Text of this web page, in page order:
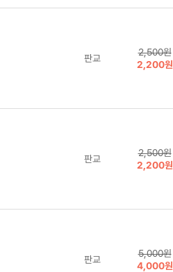
판교
2,500원
2,200원
판교
2,500원
2,200원
판교
5,000원
4,000원